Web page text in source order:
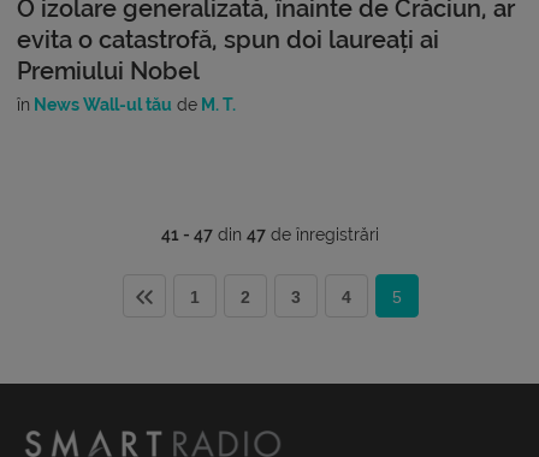
O izolare generalizată, înainte de Crăciun, ar
evita o catastrofă, spun doi laureați ai
Premiului Nobel
în News Wall-ul tău de M. T.
41 - 47din 47de înregistrări
1 2 3 4 5